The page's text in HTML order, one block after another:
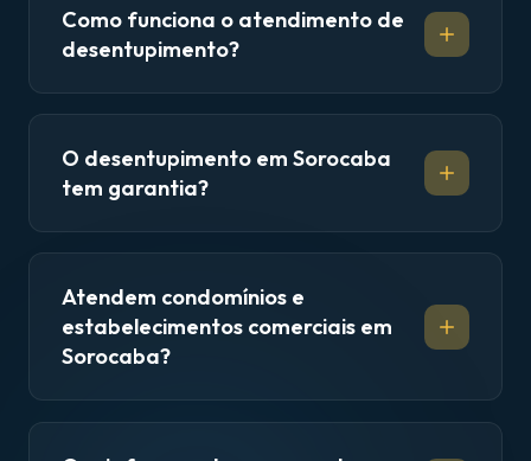
Como funciona o atendimento de
desentupimento?
O desentupimento em Sorocaba
tem garantia?
Atendem condomínios e
estabelecimentos comerciais em
Sorocaba?